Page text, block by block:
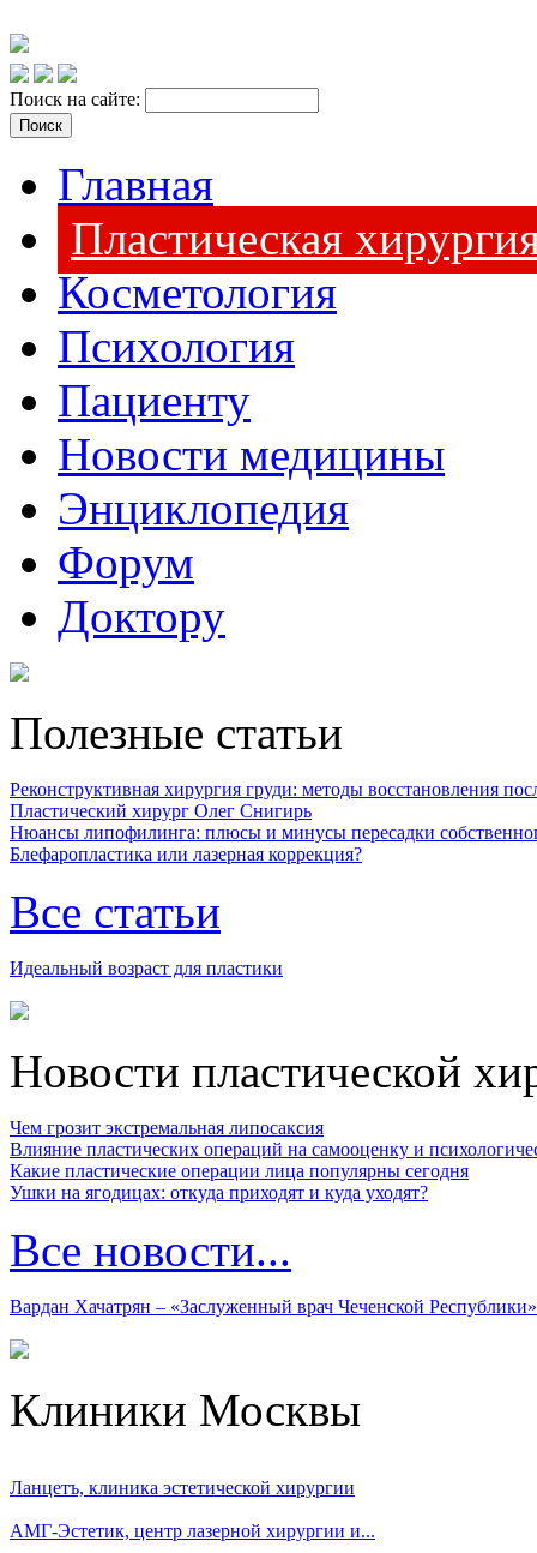
Поиск на сайте:
Главная
Пластическая
Косметология
Психология
Пациенту
Новости медицины
Энциклопедия
Форум
Доктору
Полезные статьи
Реконструктивная хирургия груди: методы восстановления
Пластический хирург Олег Снигирь
Нюансы липофилинга: плюсы и минусы пересадки
Блефаропластика или лазерная коррекция?
Все статьи
Идеальный возраст для пластики
Новости пластической
Чем грозит экстремальная липосаксия
Влияние пластических операций на самооценку и
Какие пластические операции лица популярны сегодня
Ушки на ягодицах: откуда приходят и куда уходят?
Все новости...
Вардан Хачатрян – «Заслуженный врач Чеченской Республики»
Клиники Москвы
Ланцетъ, клиника эстетической хирургии
АМГ-Эстетик, центр лазерной хирургии и...